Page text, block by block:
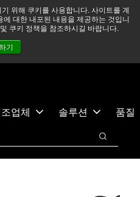
위해 쿠키를 사용합니다. 사이트를 계
대한 내포된 내용을 제공하는 것입니
쿠키 정책을 참조하시길 바랍니다.
기
시하고 있으며, 모든 서비스는
습니다. 더 읽어보기 →
문의하기
업체 솔루션
품질
검색